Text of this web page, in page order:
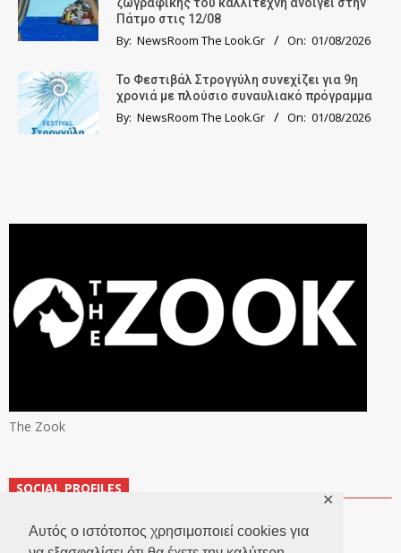
Αυτός ο ιστότοπος χρησιμοποιεί cookies για
✕
Πάτμο στις 12/08
By: NewsRoom The Look.Gr On: 01/08/2026
Το Φεστιβάλ Στρογγύλη συνεχίζει για 9η
χρονιά με πλούσιο συναυλιακό πρόγραμμα
By: NewsRoom The Look.Gr On: 01/08/2026
The Zook
SOCIAL PROFILES